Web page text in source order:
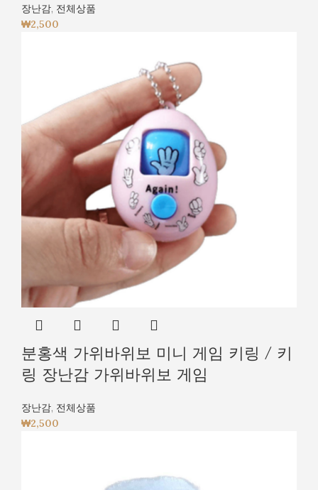
장난감, 전체상품
₩2,500
분홍색 가위바위보 미니 게임 키링 / 키
링 장난감 가위바위보 게임
장난감, 전체상품
₩2,500